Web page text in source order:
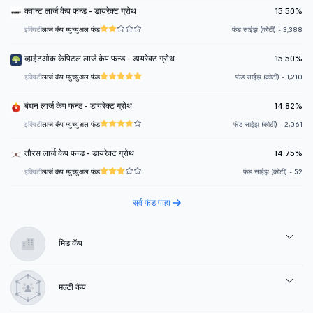
क्वान्ट लार्ज केप फन्ड - डायरेक्ट ग्रोथ 15.50%
इक्विटीलार्ज कॅप म्युच्युअल फंड फंड साईझ (कोटी) - 3,388
व्हाईटओक केपिटल लार्ज केप फन्ड - डायरेक्ट ग्रोथ 15.50%
इक्विटीलार्ज कॅप म्युच्युअल फंड फंड साईझ (कोटी) - 1,210
बंधन लार्ज केप फन्ड - डायरेक्ट ग्रोथ 14.82%
इक्विटीलार्ज कॅप म्युच्युअल फंड फंड साईझ (कोटी) - 2,061
तौरस लार्ज केप फन्ड - डायरेक्ट ग्रोथ 14.75%
इक्विटीलार्ज कॅप म्युच्युअल फंड फंड साईझ (कोटी) - 52
सर्व फंड पाहा
मिड कॅप
मल्टी कॅप